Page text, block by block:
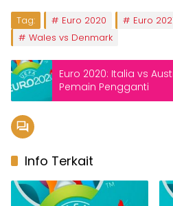
Tag: Euro 2020 Euro
Wales vs Denmark
Euro 2020: Italia vs
Pemain Pengganti
Info Terkait